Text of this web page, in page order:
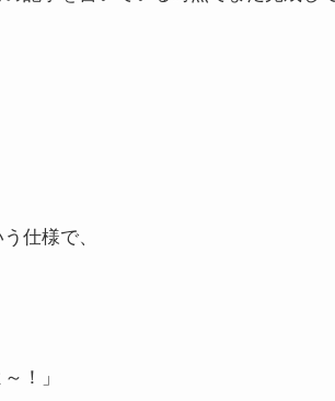
仕様で、
！」